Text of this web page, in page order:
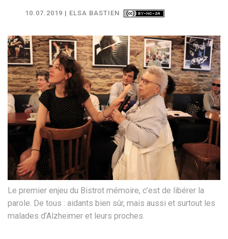
10.07.2019 | ELSA BASTIEN
Le premier enjeu du Bistrot mémoire, c’est de libérer la
parole. De tous : aidants bien sûr, mais aussi et surtout les
malades d’Alzheimer et leurs proches.